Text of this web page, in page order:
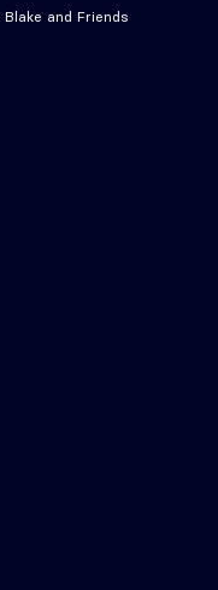
Blake and Friends